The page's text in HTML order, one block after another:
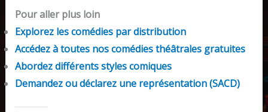
Pour aller plus loin
Explorez les comédies par distribution
Accédez à toutes nos comédies théâtrales gratuites
Abordez différents styles comiques
Demandez ou déclarez une représentation (SACD)